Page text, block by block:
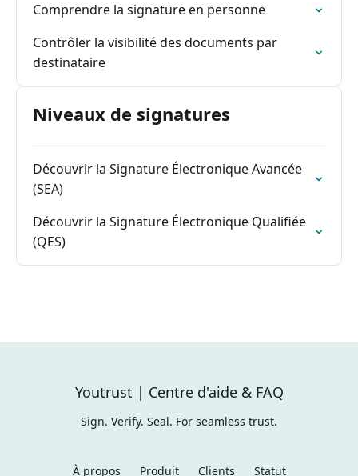
Comprendre la signature en personne
Contrôler la visibilité des documents par
destinataire
Niveaux de signatures
Découvrir la Signature Électronique Avancée
(SEA)
Découvrir la Signature Électronique Qualifiée
(QES)
Youtrust | Centre d'aide & FAQ
Sign. Verify. Seal. For seamless trust.
À propos Produit Clients Statut